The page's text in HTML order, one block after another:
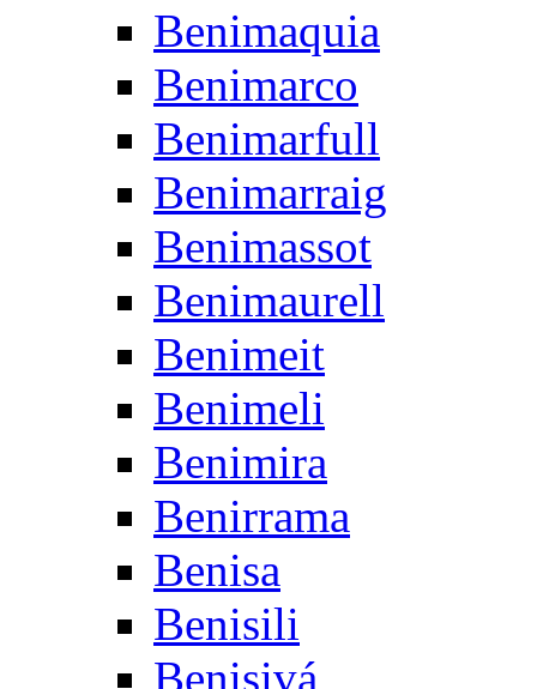
Benimaquia
Benimarco
Benimarfull
Benimarraig
Benimassot
Benimaurell
Benimeit
Benimeli
Benimira
Benirrama
Benisa
Benisili
Benisivá